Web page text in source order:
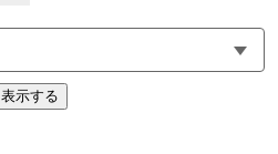
表示する